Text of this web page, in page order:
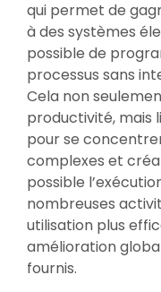
qui permet de
à des systèmes
possible de
processus sans
Cela non
productivité, mais
pour se
complexes et
possible
nombreuses
utilisation plus
amélioration
fournis.